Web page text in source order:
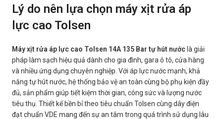
Lý do nên lựa chọn máy xịt rửa áp
lực cao Tolsen
Máy xịt rửa áp lực cao Tolsen 14A 135 Bar tự hút nước là giải
pháp làm sạch hiệu quả dành cho gia đình, gara ô tô, cửa hàng
và nhiều ứng dụng chuyên nghiệp. Với áp lực nước mạnh, khả
năng tự hút nước, hệ thống bảo vệ an toàn cùng bộ phụ kiện đầy
đủ, sản phẩm giúp tiết kiệm thời gian, công sức và lượng nước
tiêu thụ. Thiết kế bền bỉ theo tiêu chuẩn Tolsen cùng dây điện
đạt chuẩn VDE mang đến sự an tâm trong quá trình sử dụng lâu